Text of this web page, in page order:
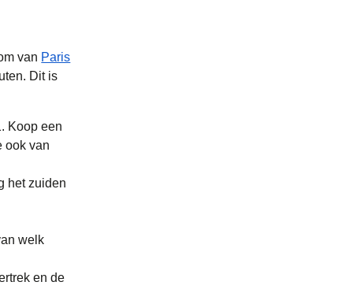
van Paris
. Dit is
Koop een
ook van
het zuiden
welk
en de